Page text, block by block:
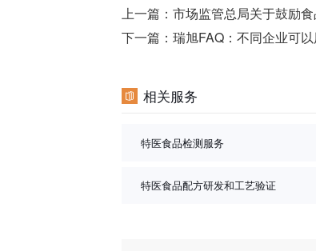
上一篇： 市场监管总局关于鼓励
下一篇： 瑞旭FAQ：不同企业可
相关服务
特医食品检测服务
特医食品配方研发和工艺验证